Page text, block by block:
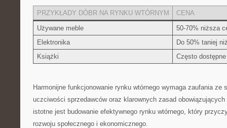
PRZYKŁADY DÓBR ⁢NA RYNKU WTÓRNYM
CENA
Używane meble
50-70% niższa
Elektronika
Do 50% ⁣taniej
Książki
Często⁤
Harmonijne funkcjonowanie rynku wtórnego wymaga zaufania ‍ze
uczciwości sprzedawców oraz klarownych zasad
istotne jest budowanie efektywnego rynku wtórnego, który
rozwoju‌ społecznego i ekonomicznego.